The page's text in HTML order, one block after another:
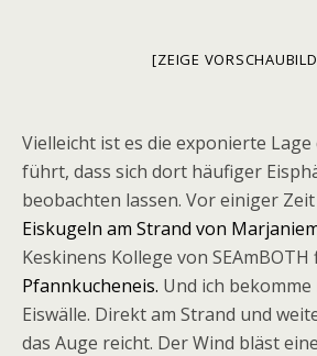
[ZEIGE
Vielleicht ist es die exponierte Lage
führt, dass sich dort häufiger
beobachten lassen. Vor einiger
Eiskugeln am Strand von
Keskinens Kollege von
Pfannkucheneis. Und ich
Eiswälle. Direkt am Strand und
das Auge reicht. Der Wind bläst